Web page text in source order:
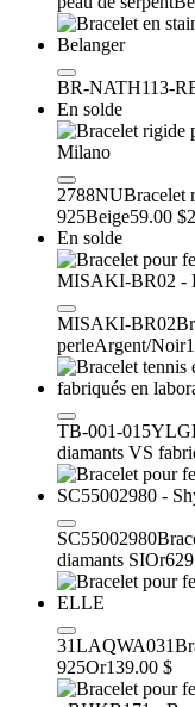
BR-NATH113-R
En solde
2788NUBracelet
925Beige59.00 $
En solde
MISAKI-BR02
perleArgent/Noir
TB-001-015YLG
diamants VS
SC55002980
diamants SIOr
31LAQWA031
925Or139.00 $